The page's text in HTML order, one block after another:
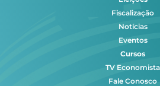
Fiscalização
Notícias
Eventos
Cursos
TV Economista
Fale Conosco